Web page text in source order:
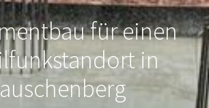
für einen
in